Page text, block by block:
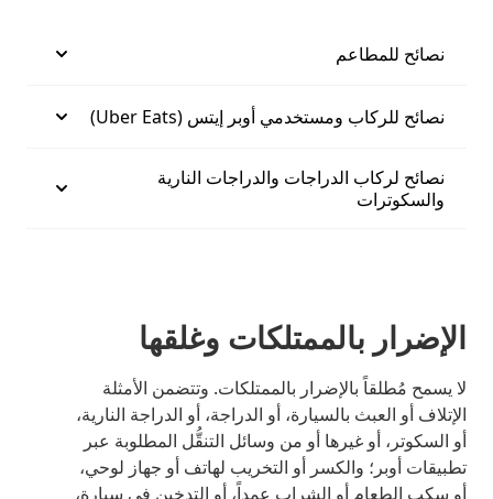
نصائح للمطاعم
نصائح للركاب ومستخدمي أوبر إيتس (Uber Eats)
نصائح لركاب الدراجات والدراجات النارية
والسكوترات
الإضرار بالممتلكات وغلقها
لا يسمح مُطلقاً بالإضرار بالممتلكات. وتتضمن الأمثلة
الإتلاف أو العبث بالسيارة، أو الدراجة، أو الدراجة النارية،
أو السكوتر، أو غيرها أو من وسائل التنقُّل المطلوبة عبر
تطبيقات أوبر؛ والكسر أو التخريب لهاتف أو جهاز لوحي،
أو سكب الطعام أو الشراب عمداً، أو التدخين في سيارة،